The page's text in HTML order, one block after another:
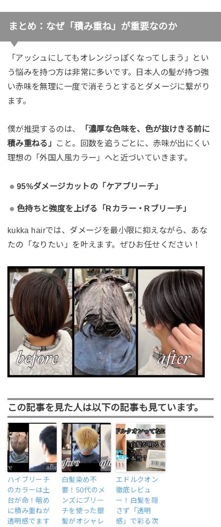
まとめ：なぜ「積み重ね」が重要なのか
「アッシュにしてもオレンジっぽくなってしまう」とい
う悩みを持つ方は非常に多いです。日本人の髪が持つ強
い赤味を無理に一度で消そうとするとダメージに繋がり
ます。
僕が推奨するのは、
「濃厚な色味を、色が抜けきる前に
積み重ねる」
こと。回数を追うごとに、赤味が出にくい
理想の「外国人風カラー」へと近づいていきます。
95%ダメージカットの「ケアブリーチ」
色持ちと強度を上げる「Rカラー・Rブリーチ」
kukka hairでは、ダメージを最小限に抑えながら、あな
たの「なりたい」を叶えます。ぜひお任せください！
この記事を見た人は以下の記事も見ています。
ハイブリーチ
のカラーは土
台が命！暗め
に積み重ねが
透明感でます
白髪染め不
要！50代のメ
ンズにブリー
チを使った銀
髪がオシャレ
エドルクオン
徹底レビュ
ー！白髪を隠
さず「透明
感」で彩る次